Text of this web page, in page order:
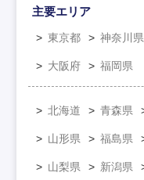
主要エリア
東京都 神奈川県
大阪府 福岡県
北海道 青森県
山形県 福島県
山梨県 新潟県